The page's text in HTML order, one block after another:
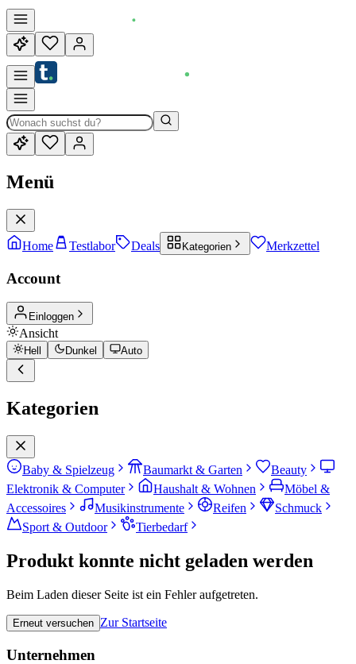
Menü
Home Testlabor Deals Kategorien Merkzettel
Account
Einloggen
Ansicht
Hell Dunkel Auto
Kategorien
Baby & Spielzeug Baumarkt & Garten
Beauty
Elektronik & Computer
Haushalt & Wohnen
Möbel &
Accessoires
Musikinstrumente Reifen
Schmuck
Sport & Outdoor
Tierbedarf
Produkt konnte nicht geladen werden
Beim Laden dieser Seite ist ein Fehler aufgetreten.
Erneut versuchen Zur Startseite
Unternehmen